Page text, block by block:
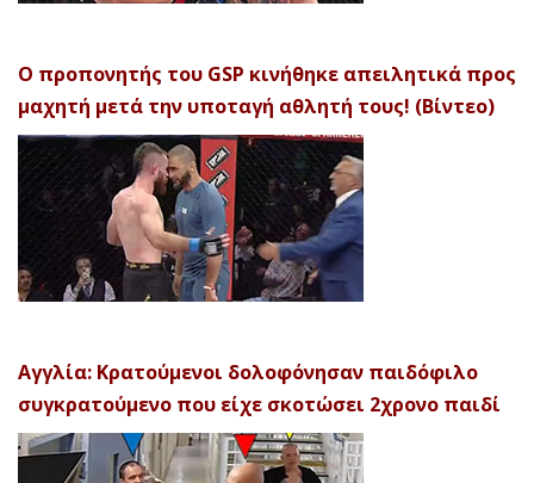
Ο προπονητής του GSP κινήθηκε απειλητικά προς
μαχητή μετά την υποταγή αθλητή τους! (Βίντεο)
Αγγλία: Κρατούμενοι δολοφόνησαν παιδόφιλο
συγκρατούμενο που είχε σκοτώσει 2χρονο παιδί